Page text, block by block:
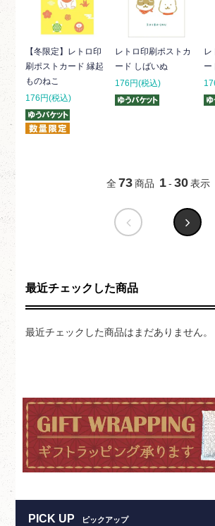
【冬限定】レトロ印
刷ポストカード 縁起
ものねこ
176円(税込)
レトロ印刷ポストカ
ード しばいぬ
176円(税込)
レ
ー
全 73 商品 1 - 30 表示
最近チェックした商品
最近チェックした商品はまだありません。
PICK UP ピックアップ